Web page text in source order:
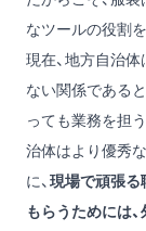
なツールの役割
現在、地方自治
ない関係である
っても業務を担
治体はより優秀
に、 現場で頑張る
もらうためには